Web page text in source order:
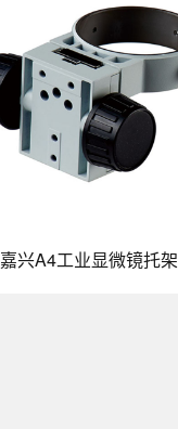
嘉兴A4工业显微镜托架